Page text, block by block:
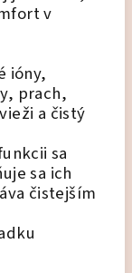
v
ióny,
prach,
a čistý
sa
sa ich
čistejším